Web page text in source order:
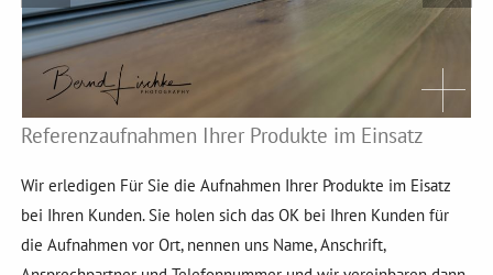
Referenzaufnahmen Ihrer Produkte im Einsatz
Wir erledigen Für Sie die Aufnahmen Ihrer Produkte im Eisatz
bei Ihren Kunden. Sie holen sich das OK bei Ihren Kunden für
die Aufnahmen vor Ort, nennen uns Name, Anschrift,